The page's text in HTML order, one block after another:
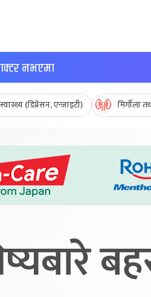
नभएमा
(डिप्रेसन, एन्जाइटी) मिर्गौला